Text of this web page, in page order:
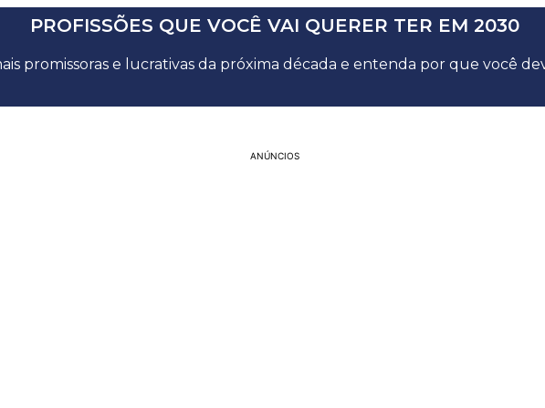
PROFISSÕES QUE VOCÊ VAI QUERER TER EM 2030
promissoras e lucrativas da próxima década e entenda por que você
ANÚNCIOS